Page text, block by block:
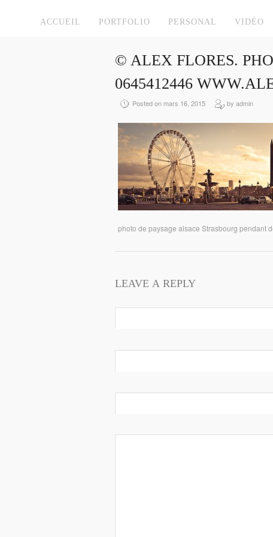
ACCUEIL PORTFOLIO PERSONAL VIDÉO
© ALEX FLORES.
0645412446
Posted on mars 16, 2015 by admin
photo de paysage alsace Strasbourg pendant
LEAVE A REPLY